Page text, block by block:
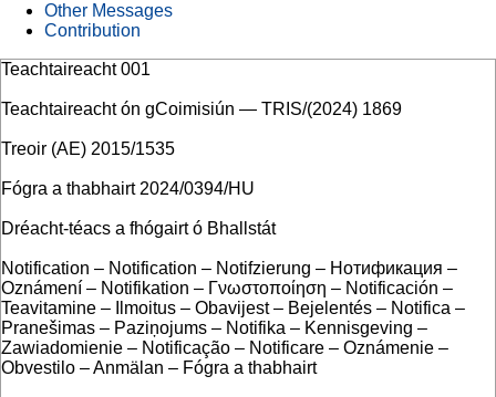
Other Messages
Contribution
Teachtaireacht 001
Teachtaireacht ón gCoimisiún — TRIS/(2024) 1869
Treoir (AE) 2015/1535
Fógra a thabhairt 2024/0394/HU
Dréacht-téacs a fhógairt ó Bhallstát
Notification – Notification – Notifzierung – Нотификация –
Oznámení – Notifikation – Γνωστοποίηση – Notificación –
Teavitamine – Ilmoitus – Obavijest – Bejelentés – Notifica –
Pranešimas – Paziņojums – Notifika – Kennisgeving –
Zawiadomienie – Notificação – Notificare – Oznámenie –
Obvestilo – Anmälan – Fógra a thabhairt